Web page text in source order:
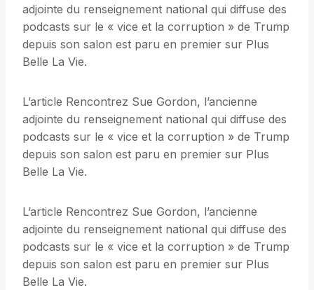
adjointe du renseignement national qui diffuse des
podcasts sur le « vice et la corruption » de Trump
depuis son salon est paru en premier sur Plus
Belle La Vie.
L’article Rencontrez Sue Gordon, l’ancienne
adjointe du renseignement national qui diffuse des
podcasts sur le « vice et la corruption » de Trump
depuis son salon est paru en premier sur Plus
Belle La Vie.
L’article Rencontrez Sue Gordon, l’ancienne
adjointe du renseignement national qui diffuse des
podcasts sur le « vice et la corruption » de Trump
depuis son salon est paru en premier sur Plus
Belle La Vie.